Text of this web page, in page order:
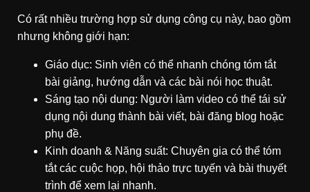
Có rất nhiều trường hợp sử dụng công cụ này, bao gồm
nhưng không giới hạn:
Giáo dục: Sinh viên có thể nhanh chóng tóm tắt
bài giảng, hướng dẫn và các bài nói học thuật.
Sáng tạo nội dung: Người làm video có thể tái sử
dụng nội dung thành bài viết, bài đăng blog hoặc
phụ đề.
Kinh doanh & Năng suất: Chuyên gia có thể tóm
tắt các cuộc họp, hội thảo trực tuyến và bài thuyết
trình để xem lại nhanh.